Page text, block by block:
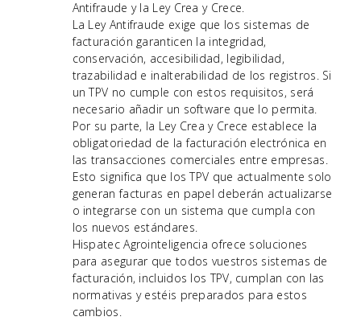
Antifraude y la Ley Crea y Crece.
La Ley Antifraude exige que los sistemas de
facturación garanticen la integridad,
conservación, accesibilidad, legibilidad,
trazabilidad e inalterabilidad de los registros. Si
un TPV no cumple con estos requisitos, será
necesario añadir un software que lo permita.
Por su parte, la Ley Crea y Crece establece la
obligatoriedad de la facturación electrónica en
las transacciones comerciales entre empresas.
Esto significa que los TPV que actualmente solo
generan facturas en papel deberán actualizarse
o integrarse con un sistema que cumpla con
los nuevos estándares.
Hispatec Agrointeligencia ofrece soluciones
para asegurar que todos vuestros sistemas de
facturación, incluidos los TPV, cumplan con las
normativas y estéis preparados para estos
cambios.